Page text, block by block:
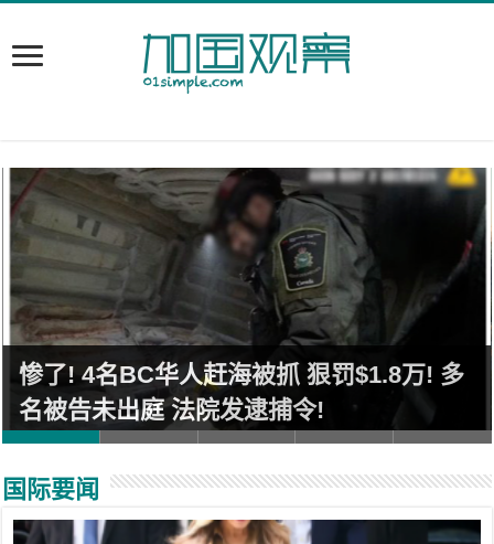
惨了! 4名BC华人赶海被抓 狠罚$1.8万! 多
名被告未出庭 法院发逮捕令!
国际要闻